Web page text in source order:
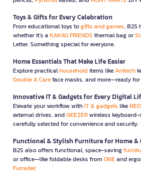
Toys & Gifts for Every Celebration
From educational toys togifts and games, B2S
whether it’s a KAKAO FRIENDS thermal bag or
Letter. Something special for everyone.
Home Essentials That Make Life Easier
Explore practicalhouseholditems likeAnitech
Double A Careface masks, and more—ready
Innovative IT & Gadgets for Every Digital
Elevate your workflow withIT & gadgets likeNEO
external drives, andGEEZERwireless
carefully selected for convenience and security.
Functional & Stylish Furniture for Home &
B2S also offers functional, space-saving
or office—like foldable desks fromONEand
Furradec